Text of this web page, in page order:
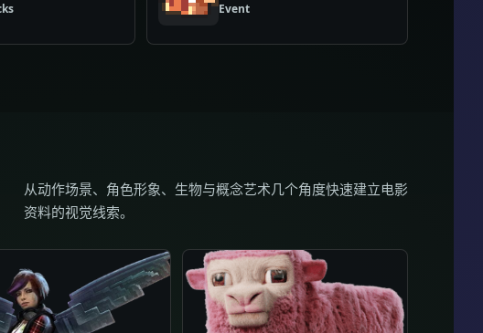
Event
从动作场景、角色形象、生物与概念艺术几个角度快速建立电影
资料的视觉线索。